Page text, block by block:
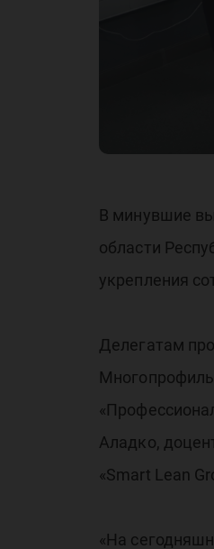
В минувшие
области
укрепления
Делегатам
Аладко,
«Smart Lean
«На